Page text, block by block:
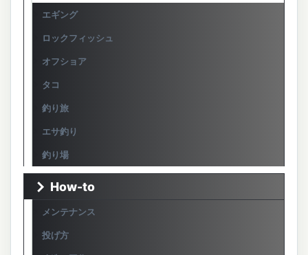
エギング
ロックフィッシュ
オフショア
タコ
釣り旅
エサ釣り
釣り場
How-to
メンテナンス
投げ方